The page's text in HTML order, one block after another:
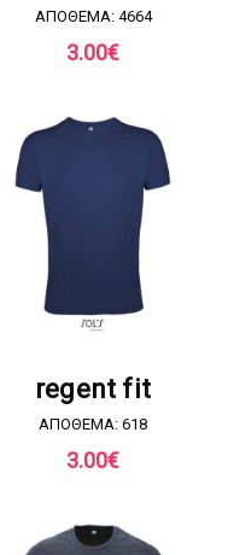
ΑΠΟΘΕΜΑ: 4664
3.00€
regent fit
ΑΠΟΘΕΜΑ: 618
3.00€